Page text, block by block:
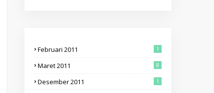
Februari 2011 1
Maret 2011 8
Desember 2011 1